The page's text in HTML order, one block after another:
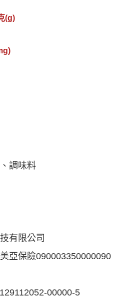
(g)
調味料
有限公司
亞保險090003350000090
00000-5